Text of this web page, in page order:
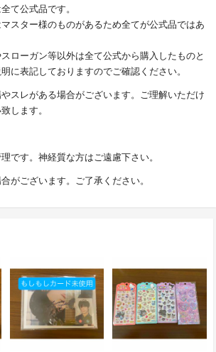
て公式品です。
スター様のものがあるため全てが公式品ではあ
ローガン等以外は全て公式から購入したものと
に表記しておりますのでご確認ください。
スレがある場合がございます。ご理解いただけ
します。
です。神経質な方はご遠慮下さい。
がございます。ご了承ください。